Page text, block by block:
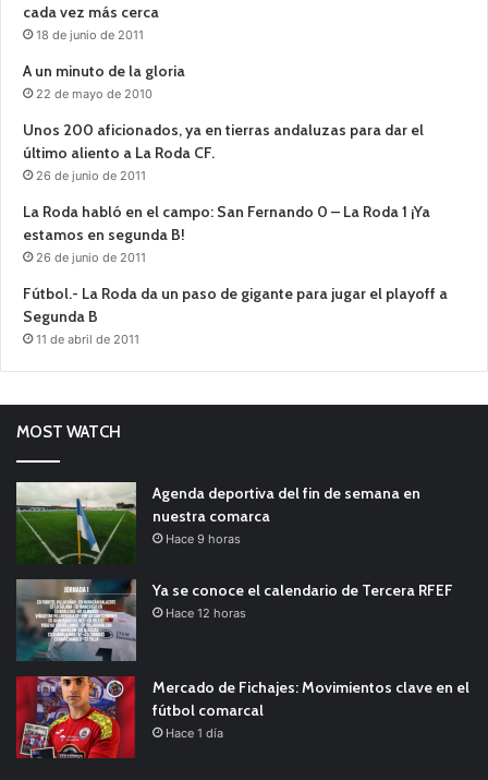
cada vez más cerca
18 de junio de 2011
A un minuto de la gloria
22 de mayo de 2010
Unos 200 aficionados, ya en tierras andaluzas para dar el
último aliento a La Roda CF.
26 de junio de 2011
La Roda habló en el campo: San Fernando 0 – La Roda 1 ¡Ya
estamos en segunda B!
26 de junio de 2011
Fútbol.- La Roda da un paso de gigante para jugar el playoff a
Segunda B
11 de abril de 2011
MOST WATCH
Agenda deportiva del fin de semana en
nuestra comarca
Hace 9 horas
Ya se conoce el calendario de Tercera RFEF
Hace 12 horas
Mercado de Fichajes: Movimientos clave en el
fútbol comarcal
Hace 1 día